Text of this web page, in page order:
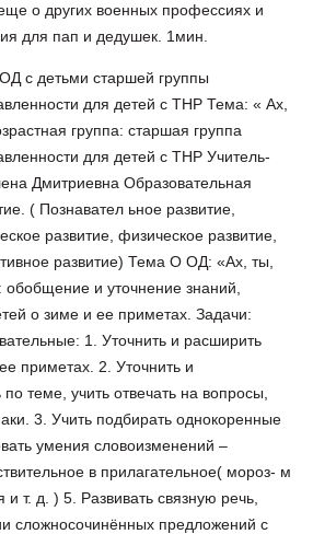
о других военных профессиях и
для пап и дедушек. 1мин.
с детьми старшей группы
для детей с ТНР Тема: « Ах,
группа: старшая группа
для детей с ТНР Учитель-
Дмитриевна Образовательная
( Познавател ьное развитие,
развитие, физическое развитие,
развитие) Тема О ОД: «Ах, ты,
и уточнение знаний,
о зиме и ее приметах. Задачи:
1. Уточнить и расширить
приметах. 2. Уточнить и
теме, учить отвечать на вопросы,
3. Учить подбирать однокоренные
умения словоизменений –
в прилагательное( мороз- м
т. д. ) 5. Развивать связную речь,
сложносочинённых предложений с